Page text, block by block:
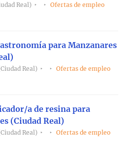
Real)
Ofertas de empleo
para Manzanares
Real)
Ofertas de empleo
a de resina para
(Ciudad Real)
Real)
Ofertas de empleo